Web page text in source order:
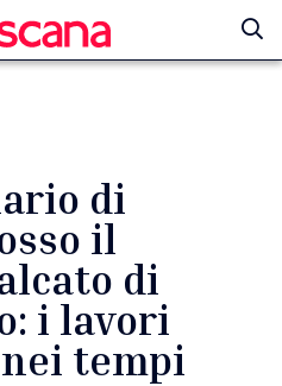
di
il
di
i lavori
tempi